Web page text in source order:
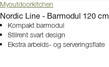
Myoutdoorkitchen
Nordic Line - Barmodul 120 cm
Kompakt barmodul
Stilrent svart design
Ekstra arbeids- og serveringsflate